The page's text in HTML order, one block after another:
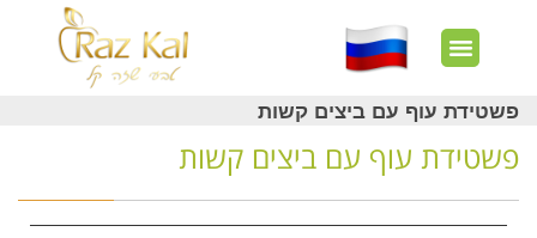
פשטידת עוף עם ביצים קשות
פשטידת עוף עם ביצים קשות